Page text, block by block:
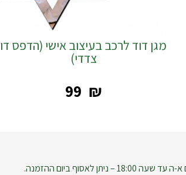
מגן דוד לרכב בעיצוב אישי (הדפס דו
צדדי)
‎99 ₪
לאסוף ביום ההזמנה.